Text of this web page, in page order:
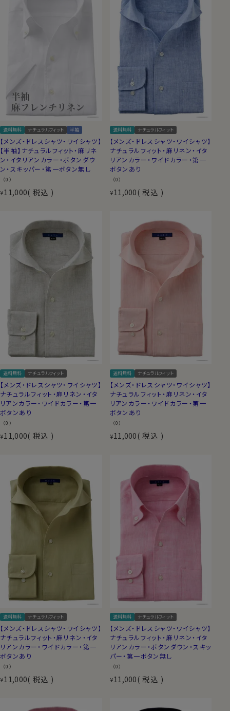
送料無料 ナチュラルフィット 半袖
【メンズ・ドレスシャツ・ワイシャツ】
【半袖】ナチュラルフィット・麻リネ
ン・イタリアンカラー・ボタンダウ
ン・スキッパー・第一ボタン無し
（0）
¥11,000 税込
送料無料 ナチュラルフィット
【メンズ・ドレスシャツ・ワイシャツ】
ナチュラルフィット・麻リネン・イタ
リアンカラー・ワイドカラー・第一
ボタンあり
（0）
¥11,000 税込
送料無料 ナチュラルフィット
【メンズ・ドレスシャツ・ワイシャツ】
ナチュラルフィット・麻リネン・イタ
リアンカラー・ワイドカラー・第一
ボタンあり
（0）
¥11,000 税込
送料無料 ナチュラルフィット
【メンズ・ドレスシャツ・ワイシャツ】
ナチュラルフィット・麻リネン・イタ
リアンカラー・ワイドカラー・第一
ボタンあり
（0）
¥11,000 税込
送料無料 ナチュラルフィット
【メンズ・ドレスシャツ・ワイシャツ】
ナチュラルフィット・麻リネン・イタ
リアンカラー・ワイドカラー・第一
ボタンあり
（0）
¥11,000 税込
送料無料 ナチュラルフィット
【メンズ・ドレスシャツ・ワイシャツ】
ナチュラルフィット・麻リネン・イタ
リアンカラー・ボタンダウン・スキッ
パー・第一ボタン無し
（0）
¥11,000 税込